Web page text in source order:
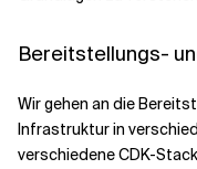
Bereitstellungs-
Wir gehen an die
Infrastruktur in
verschiedene CDK-